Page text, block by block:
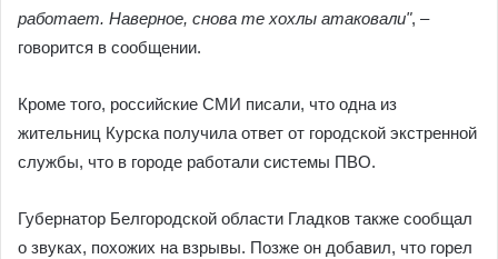
работает. Наверное, снова те хохлы атаковали", –
говорится в сообщении.
Кроме того, российские СМИ писали, что одна из
жительниц Курска получила ответ от городской экстренной
службы, что в городе работали системы ПВО.
Губернатор Белгородской области Гладков также сообщал
о звуках, похожих на взрывы. Позже он добавил, что горел